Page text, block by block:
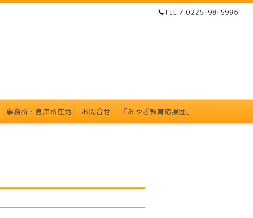
TEL / 0225-98-5996
事務所・倉庫所在地 お問合せ 「みやぎ教育応援団」